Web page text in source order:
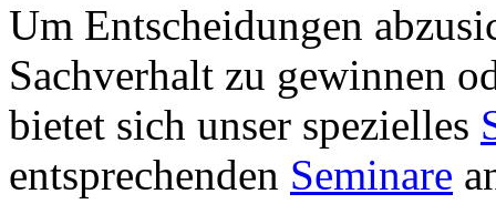
Um Entscheidungen
Sachverhalt zu gewinnen
bietet sich unser spezielles
entsprechenden Seminare